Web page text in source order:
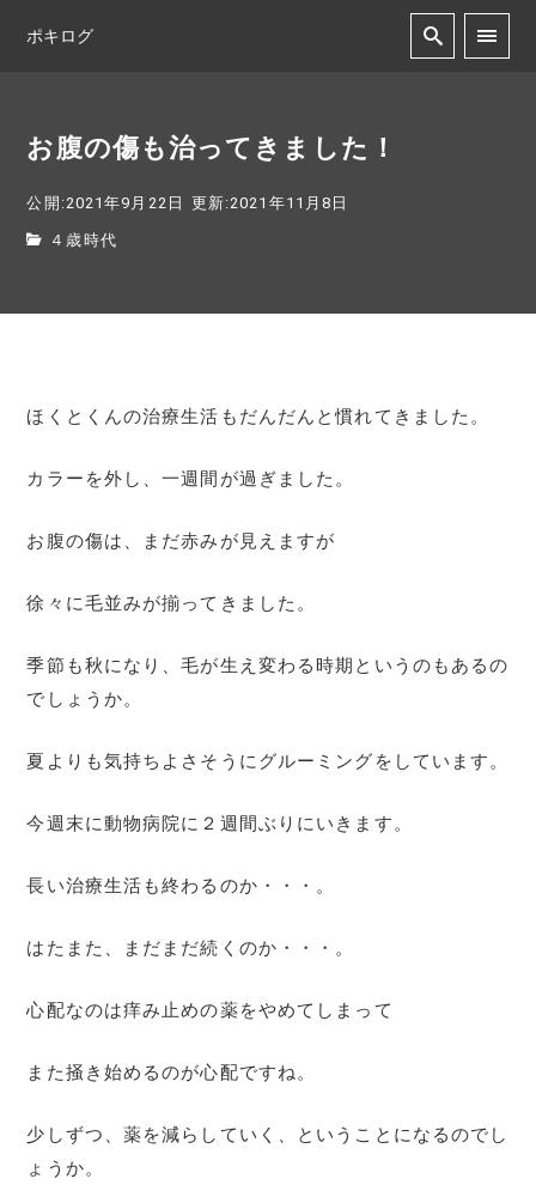
ポキログ
お腹の傷も治ってきました！
公開:2021年9月22日 更新:2021年11月8日
４歳時代
ほくとくんの治療生活もだんだんと慣れてきました。
カラーを外し、一週間が過ぎました。
お腹の傷は、まだ赤みが見えますが
徐々に毛並みが揃ってきました。
季節も秋になり、毛が生え変わる時期というのもあるの
でしょうか。
夏よりも気持ちよさそうにグルーミングをしています。
今週末に動物病院に２週間ぶりにいきます。
長い治療生活も終わるのか・・・。
はたまた、まだまだ続くのか・・・。
心配なのは痒み止めの薬をやめてしまって
また掻き始めるのが心配ですね。
少しずつ、薬を減らしていく、ということになるのでし
ょうか。